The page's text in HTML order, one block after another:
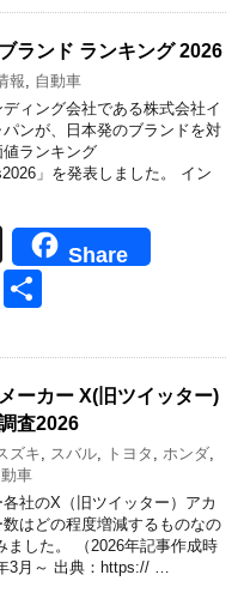
ランド ランキング 2026
報
自動車
ィング会社である株式会社イ
ンが、⽇本発のブランドを対
ランキング
」を発表しました。 イン
X
Share
ーカー X(旧ツイッター)
査2026
ズキ スバル トヨタ ホンダ
車
社のX（旧ツイッター）アカ
はどの程度増減するものなの
ました。 （2026年記事作成時
3月～ 出典：https:// …